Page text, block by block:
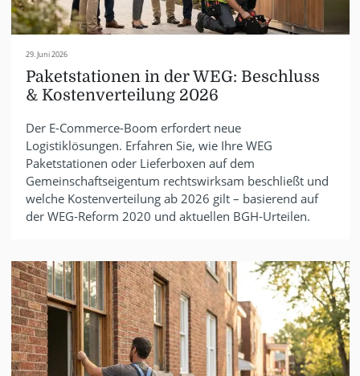
29. Juni 2026
Paketstationen in der WEG: Beschluss
& Kostenverteilung 2026
Der E-Commerce-Boom erfordert neue
Logistiklösungen. Erfahren Sie, wie Ihre WEG
Paketstationen oder Lieferboxen auf dem
Gemeinschaftseigentum rechtswirksam beschließt und
welche Kostenverteilung ab 2026 gilt – basierend auf
der WEG-Reform 2020 und aktuellen BGH-Urteilen.